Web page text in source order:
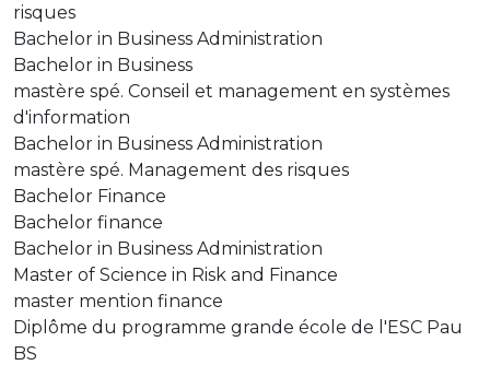
risques
Bachelor in Business Administration
Bachelor in Business
mastère spé. Conseil et management en systèmes
d'information
Bachelor in Business Administration
mastère spé. Management des risques
Bachelor Finance
Bachelor finance
Bachelor in Business Administration
Master of Science in Risk and Finance
master mention finance
Diplôme du programme grande école de l'ESC Pau
BS